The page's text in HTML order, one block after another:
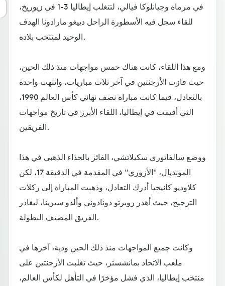
في مرماه وجيانلوكا فيالي، لتتغلب إيطاليا 3-1 في زيوريخ،
للقاء سجل فيه الأسطورة الراحل دييغو مارادونا الهدف
الوحيد لمنتخب بلاده.
ومع هذا اللقاء، كانت هناك خمس مواجهات منذ ذلك الحين،
حيث فازت الأرجنتين في آخر ثلاث مباريات، وانتهت واحدة
بالتعادل، فيما كانت مباراة نصف نهائي كأس العالم 1990،
التي أقيمت في إيطاليا، اللقاء الأبرز في تاريخ مواجهات
الفريقين.
ووضع سالفاتوري سكيلاتشي، الفائز بالحذاء الذهبي في هذا
المونديال، "الأزوري" في المقدمة في الدقيقة 17، لكن
كلاوديو كانيجيا أدرك التعادل، وذهبت المباراة إلى ركلات
الترجيح، حيث أهدر روبرتو دونادوني وألدو سيرينا، ليغادر
الفريق المضيف البطولة.
وكانت جميع المواجهات منذ ذلك الحين ودية، آخرها في
ملعب الاتحاد بمانشستر، حيث تغلبت الأرجنتين على
منتخب إيطاليا، الذي فشل مؤخرًا في التأهل لكأس العالم،